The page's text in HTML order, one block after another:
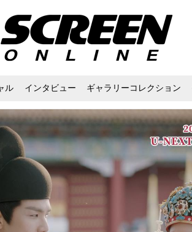
ル インタビュー ギャラリーコレクション